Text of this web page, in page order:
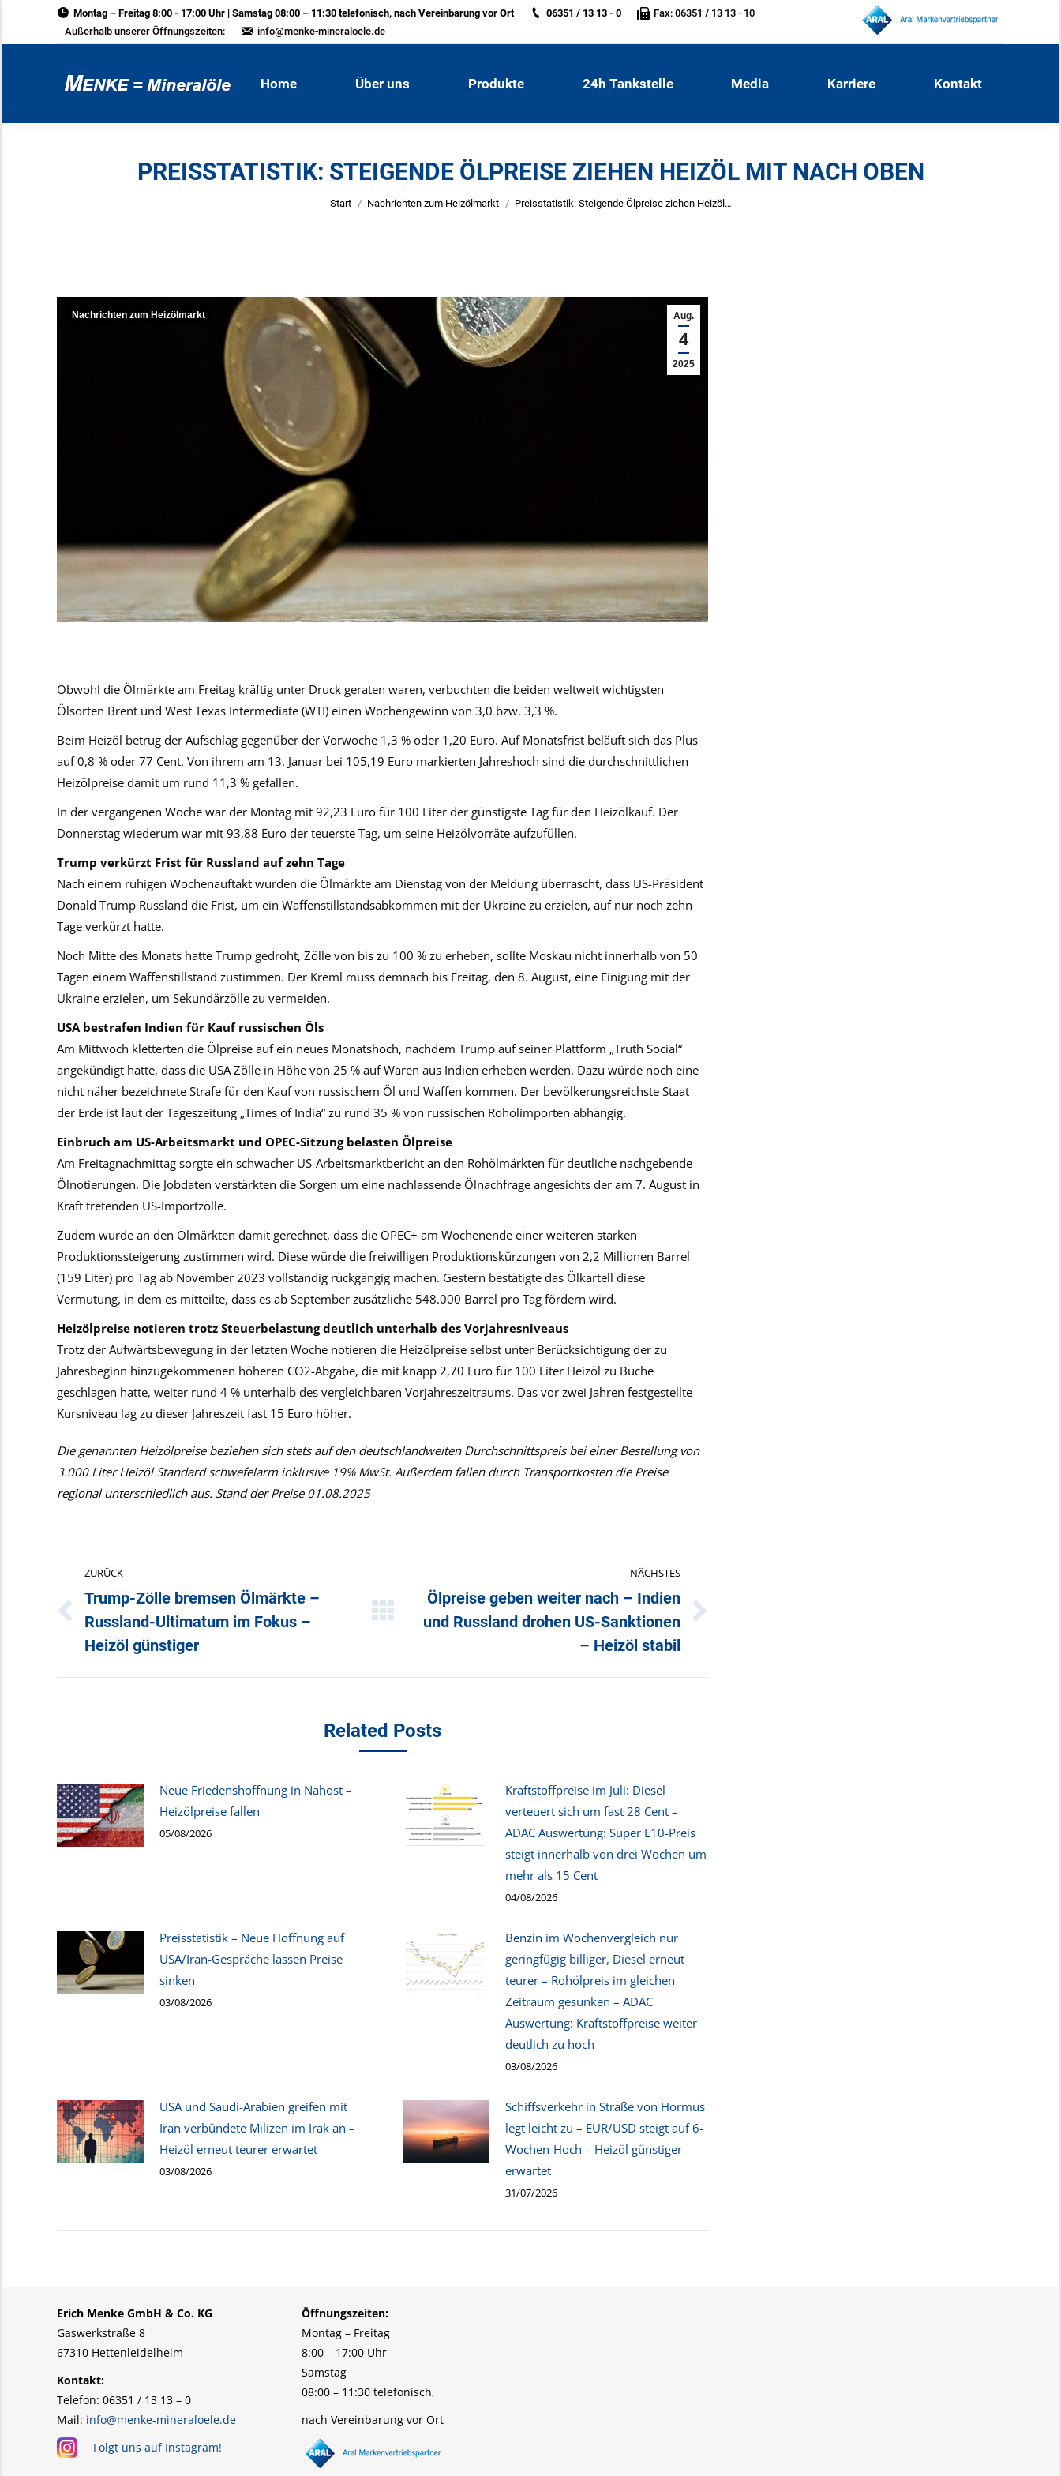
Montag – Freitag 8:00 - 17:00 Uhr | Samstag 08:00 – 11:30 telefonisch, nach Vereinbarung vor Ort 06351 / 13 13 - 0
Fax: 06351 / 13 13 - 10
Außerhalb unserer Öffnungszeiten:
info@menke-mineraloele.de
Home Über uns Produkte 24h Tankstelle Media Karriere Kontakt
PREISSTATISTIK: STEIGENDE ÖLPREISE ZIEHEN HEIZÖL MIT NACH OBEN
Sie befinden sich hier:
Start Nachrichten zum Heizölmarkt Preisstatistik: Steigende Ölpreise ziehen Heizöl…
Aug.
4
2025
Nachrichten zum Heizölmarkt
Obwohl die Ölmärkte am Freitag kräftig unter Druck geraten waren, verbuchten die beiden weltweit wichtigsten
Ölsorten Brent und West Texas Intermediate (WTI) einen Wochengewinn von 3,0 bzw. 3,3 %.
Beim Heizöl betrug der Aufschlag gegenüber der Vorwoche 1,3 % oder 1,20 Euro. Auf Monatsfrist beläuft sich das Plus
auf 0,8 % oder 77 Cent. Von ihrem am 13. Januar bei 105,19 Euro markierten Jahreshoch sind die durchschnittlichen
Heizölpreise damit um rund 11,3 % gefallen.
In der vergangenen Woche war der Montag mit 92,23 Euro für 100 Liter der günstigste Tag für den Heizölkauf. Der
Donnerstag wiederum war mit 93,88 Euro der teuerste Tag, um seine Heizölvorräte aufzufüllen.
Trump verkürzt Frist für Russland auf zehn Tage
Nach einem ruhigen Wochenauftakt wurden die Ölmärkte am Dienstag von der Meldung überrascht, dass US-Präsident
Donald Trump Russland die Frist, um ein Waffenstillstandsabkommen mit der Ukraine zu erzielen, auf nur noch zehn
Tage verkürzt hatte.
Noch Mitte des Monats hatte Trump gedroht, Zölle von bis zu 100 % zu erheben, sollte Moskau nicht innerhalb von 50
Tagen einem Waffenstillstand zustimmen. Der Kreml muss demnach bis Freitag, den 8. August, eine Einigung mit der
Ukraine erzielen, um Sekundärzölle zu vermeiden.
USA bestrafen Indien für Kauf russischen Öls
Am Mittwoch kletterten die Ölpreise auf ein neues Monatshoch, nachdem Trump auf seiner Plattform „Truth Social“
angekündigt hatte, dass die USA Zölle in Höhe von 25 % auf Waren aus Indien erheben werden. Dazu würde noch eine
nicht näher bezeichnete Strafe für den Kauf von russischem Öl und Waffen kommen. Der bevölkerungsreichste Staat
der Erde ist laut der Tageszeitung „Times of India“ zu rund 35 % von russischen Rohölimporten abhängig.
Einbruch am US-Arbeitsmarkt und OPEC-Sitzung belasten Ölpreise
Am Freitagnachmittag sorgte ein schwacher US-Arbeitsmarktbericht an den Rohölmärkten für deutliche nachgebende
Ölnotierungen. Die Jobdaten verstärkten die Sorgen um eine nachlassende Ölnachfrage angesichts der am 7. August in
Kraft tretenden US-Importzölle.
Zudem wurde an den Ölmärkten damit gerechnet, dass die OPEC+ am Wochenende einer weiteren starken
Produktionssteigerung zustimmen wird. Diese würde die freiwilligen Produktionskürzungen von 2,2 Millionen Barrel
(159 Liter) pro Tag ab November 2023 vollständig rückgängig machen. Gestern bestätigte das Ölkartell diese
Vermutung, in dem es mitteilte, dass es ab September zusätzliche 548.000 Barrel pro Tag fördern wird.
Heizölpreise notieren trotz Steuerbelastung deutlich unterhalb des Vorjahresniveaus
Trotz der Aufwärtsbewegung in der letzten Woche notieren die Heizölpreise selbst unter Berücksichtigung der zu
Jahresbeginn hinzugekommenen höheren CO2-Abgabe, die mit knapp 2,70 Euro für 100 Liter Heizöl zu Buche
geschlagen hatte, weiter rund 4 % unterhalb des vergleichbaren Vorjahreszeitraums. Das vor zwei Jahren festgestellte
Kursniveau lag zu dieser Jahreszeit fast 15 Euro höher.
Die genannten Heizölpreise beziehen sich stets auf den deutschlandweiten Durchschnittspreis bei einer Bestellung von
3.000 Liter Heizöl Standard schwefelarm inklusive 19% MwSt. Außerdem fallen durch Transportkosten die Preise
regional unterschiedlich aus. Stand der Preise 01.08.2025
Kommentarnavigation
ZURÜCK
Vorheriger
Beitrag:
Trump-Zölle bremsen Ölmärkte –
Russland-Ultimatum im Fokus –
Heizöl günstiger
NÄCHSTES
Nächster
Ölpreise geben weiter nach – Indien
und Russland drohen US-Sanktionen
– Heizöl stabil
Related Posts
Neue Friedenshoffnung in Nahost –
Heizölpreise fallen
05/08/2026
Kraftstoffpreise im Juli: Diesel
verteuert sich um fast 28 Cent –
ADAC Auswertung: Super E10-Preis
steigt innerhalb von drei Wochen um
mehr als 15 Cent
04/08/2026
Preisstatistik – Neue Hoffnung auf
USA/Iran-Gespräche lassen Preise
sinken
03/08/2026
Benzin im Wochenvergleich nur
geringfügig billiger, Diesel erneut
teurer – Rohölpreis im gleichen
Zeitraum gesunken – ADAC
Auswertung: Kraftstoffpreise weiter
deutlich zu hoch
03/08/2026
USA und Saudi-Arabien greifen mit
Iran verbündete Milizen im Irak an –
Heizöl erneut teurer erwartet
03/08/2026
Schiffsverkehr in Straße von Hormus
legt leicht zu – EUR/USD steigt auf 6-
Wochen-Hoch – Heizöl günstiger
erwartet
31/07/2026
Erich Menke GmbH & Co. KG
Gaswerkstraße 8
67310 Hettenleidelheim
Kontakt:
Telefon: 06351 / 13 13 – 0
Mail: info@menke-mineraloele.de
Folgt uns auf Instagram!
Öffnungszeiten:
Montag – Freitag
8:00 – 17:00 Uhr
Samstag
08:00 – 11:30 telefonisch,
nach Vereinbarung vor Ort
Home Über uns Karriere Kontakt